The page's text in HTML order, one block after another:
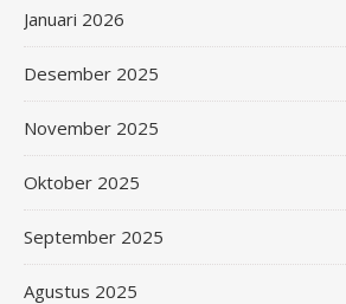
Januari 2026
Desember 2025
November 2025
Oktober 2025
September 2025
Agustus 2025